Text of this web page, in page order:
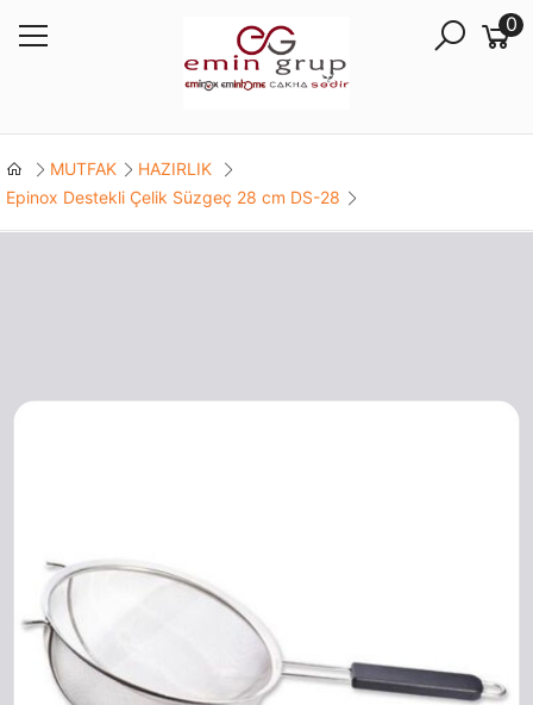
0
MUTFAK
HAZIRLIK
Epinox Destekli Çelik Süzgeç 28 cm DS-28